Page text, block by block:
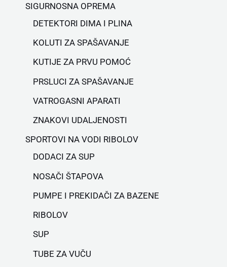
SIGURNOSNA OPREMA
DETEKTORI DIMA I PLINA
KOLUTI ZA SPAŠAVANJE
KUTIJE ZA PRVU POMOĆ
PRSLUCI ZA SPAŠAVANJE
VATROGASNI APARATI
ZNAKOVI UDALJENOSTI
SPORTOVI NA VODI RIBOLOV
DODACI ZA SUP
NOSAČI ŠTAPOVA
PUMPE I PREKIDAČI ZA BAZENE
RIBOLOV
SUP
TUBE ZA VUČU